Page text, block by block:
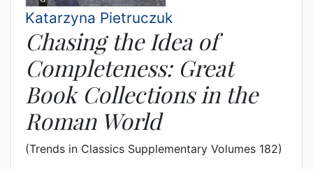
Katarzyna Pietruczuk
Chasing the Idea of
Completeness: Great
Book Collections in the
Roman World
(Trends in Classics Supplementary Volumes 182)